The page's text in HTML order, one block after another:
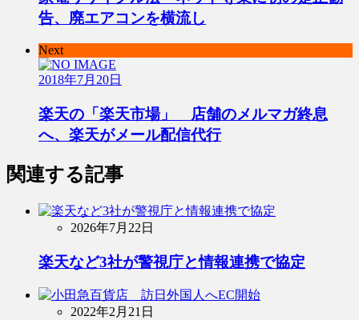
告、廃エアコンを横流し
Next
2018年7月20日
楽天の「楽天市場」 店舗のメルマガ終息
へ、楽天がメール配信代行
関連する記事
2026年7月22日
楽天など3社が警視庁と情報連携で協定
2022年2月21日